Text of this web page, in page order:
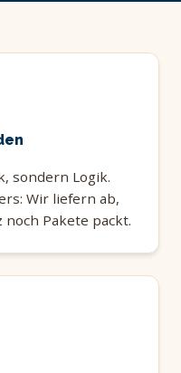
sondern Logik.
Wir liefern ab,
Pakete packt.